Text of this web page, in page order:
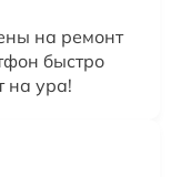
на ремонт
быстро
на ура!